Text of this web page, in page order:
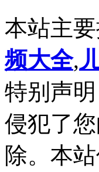
本站主
频大全,
特别声
侵犯了
除。本